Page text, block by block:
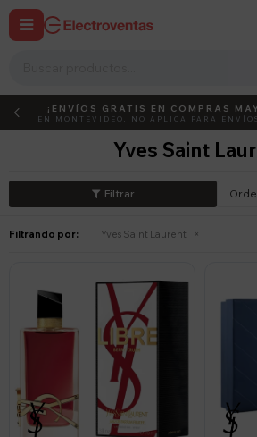

DEBUT ACTIVÁ EL
¡ENVÍOS GRATIS EN COMPRAS
EN MONTEVIDEO, NO APLICA PARA
Yves Saint
Filtrando por: Yves Saint Laurent